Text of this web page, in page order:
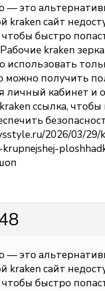
— это
kraken сайт
чтобы быстро
kraken
использовать
можно получить
личный кабинет и
ссылка,
2026/03/29/
— это
kraken сайт
чтобы быстро